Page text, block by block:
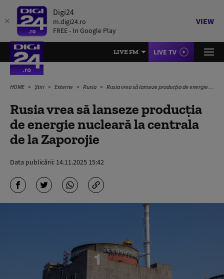
Digi24
m.digi24.ro
FREE - In Google Play
VIEW
LIVE FM LIVE TV
HOME Știri Externe Rusia Rusia vrea să lanseze producția de energie nucleară la centrala de la Zaporojie
Rusia vrea să lanseze producția
de energie nucleară la centrala
de la Zaporojie
Data publicării: 14.11.2025 15:42